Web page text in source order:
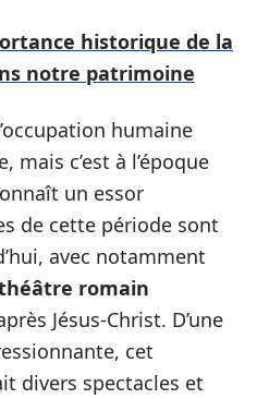
historique de la
notre patrimoine
humaine
c’est à l’époque
un essor
de cette période sont
avec notamment
romain
Jésus-Christ. D’une
cet
divers spectacles et